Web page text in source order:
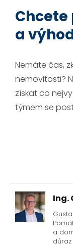
a
Nemáte čas,
nemovitosti?
získat co
týmem se
Ing.
a